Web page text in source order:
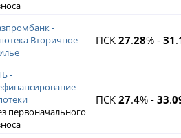
-
Вторичное
ПСК 27.28% - 31.
-
первоначального
ПСК 27.4% - 33.